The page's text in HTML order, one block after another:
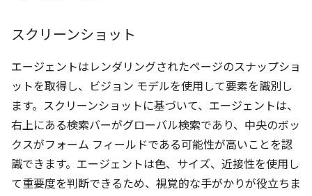
スクリーンショット
エージェントはレンダリングされたページのスナップショ
ットを取得し、ビジョン モデルを使用して要素を識別し
ます。スクリーンショットに基づいて、エージェントは、
右上にある検索バーがグローバル検索であり、中央のボッ
クスがフォーム フィールドである可能性が高いことを認
識できます。エージェントは色、サイズ、近接性を使用し
て重要度を判断できるため、視覚的な手がかりが役立ちま